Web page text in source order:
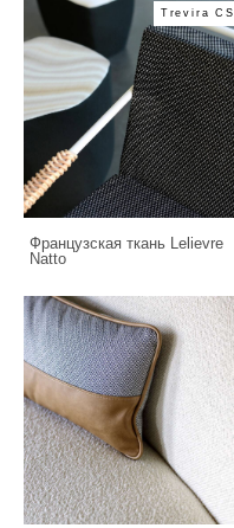
Trevira CS
Французская ткань Lelievre
Natto